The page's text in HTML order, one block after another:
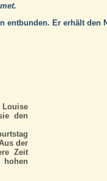
entbunden. Er erhält den
Louise
den
der
Zeit
hohen